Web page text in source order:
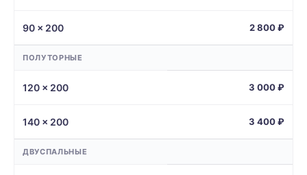
90 × 200 2 800 ₽
ПОЛУТОРНЫЕ
120 × 200 3 000 ₽
140 × 200 3 400 ₽
ДВУСПАЛЬНЫЕ